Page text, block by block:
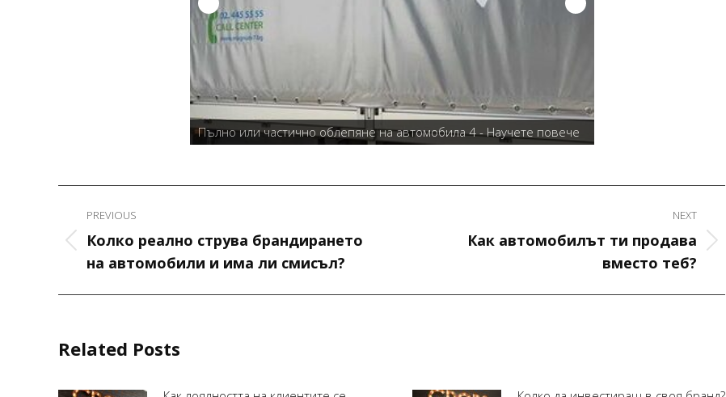
Пълно или частично облепяне на автомобила 5 - Научете повече
navigation
PREVIOUS
Previous
post:
Колко реално струва брандирането
на автомобили и има ли смисъл?
NEXT
Как автомобилът ти продава
вместо теб?
Related Posts